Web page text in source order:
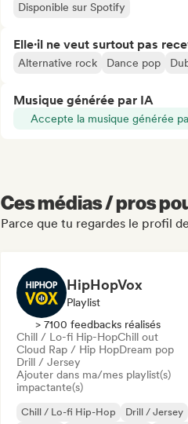
Disponible sur Spotify
Elle·il ne veut surtout pas
Alternative rock Dance pop
Musique générée par IA
Accepte la musique générée
Ces médias / pros
Parce que tu regardes le profil
HipHopVox
Playlist
> 7100 feedbacks réalisés
Chill / Lo-fi Hip-HopChill out
Cloud Rap / Hip HopDream pop
Drill / Jersey
Ajouter dans ma/mes playlist(s)
impactante(s)
Chill / Lo-fi Hip-Hop
Drill / Jersey